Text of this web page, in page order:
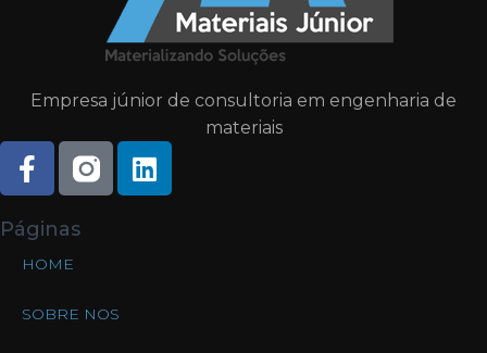
Empresa júnior de consultoria em engenharia de
materiais
Páginas
HOME
SOBRE NOS